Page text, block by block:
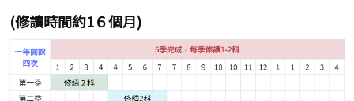
(修讀時間約1６個月)